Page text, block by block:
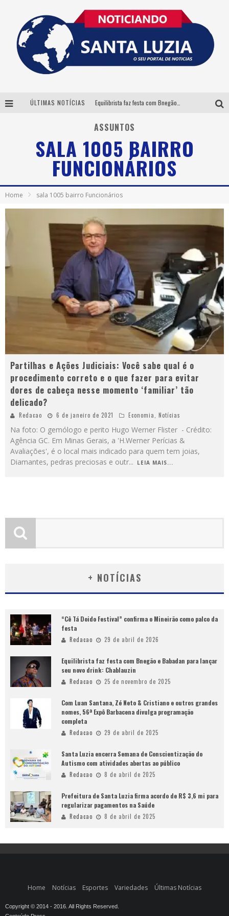
ÚLTIMAS NOTÍCIAS
Santa Luzia encerra Semana de Conscientização do Autismo com atividades abertas ao público
“Cê Tá Doido Festival” confirma o Mineirão como palco da festa
ASSUNTOS
SALA 1005 BAIRRO
FUNCIONÁRIOS
Home sala 1005 bairro Funcionários
Partilhas e Ações Judiciais: Você sabe qual é o
procedimento correto e o que fazer para evitar
dores de cabeça nesse momento ‘familiar’ tão
delicado?
Redacao 6 de janeiro de 2021 Economia, Notícias
Na foto: O gemólogo e perito Hugo Werner Flister - Crédito:
Agência GC. Em Minas Gerais, a 'H.Werner Perícias &
Avaliações', é o local mais indicado para quem tem joias,
Diamantes, pedras preciosas e outr... LEIA MAIS...
+ NOTÍCIAS
“Cê Tá Doido Festival” confirma o Mineirão como palco da
festa
Redacao 29 de abril de 2026
Equilibrista faz festa com Bnegão e Babadan para lançar
seu novo drink: Chablauzin
Redacao 25 de novembro de 2025
Com Luan Santana, Zé Neto & Cristiano e outros grandes
nomes, 56ª Expô Barbacena divulga programação
completa
Redacao 29 de abril de 2025
Santa Luzia encerra Semana de Conscientização do
Autismo com atividades abertas ao público
Redacao 8 de abril de 2025
Prefeitura de Santa Luzia firma acordo de R$ 3,6 mi para
regularizar pagamentos na Saúde
Redacao 8 de abril de 2025
Home Notícias Esportes Variedades Últimas Notícias
Copyright © 2014 - 2016. All Rights Reserved.